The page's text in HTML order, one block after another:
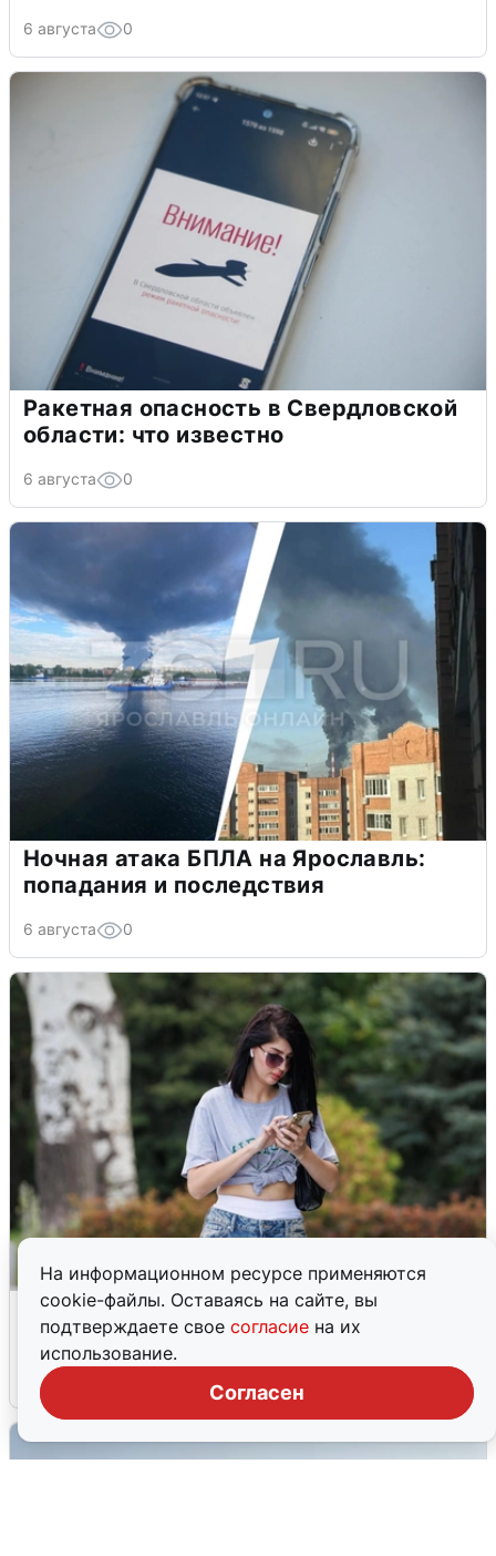
На информационном ресурсе применяются
cookie-файлы. Оставаясь на сайте, вы
подтверждаете свое согласие на их
использование.
Согласен
6 августа 0
Ракетная опасность в Свердловской
области: что известно
6 августа 0
Ночная атака БПЛА на Ярославль:
попадания и последствия
6 августа 0
Волгоградцы остались без
мобильного интернета
6 августа